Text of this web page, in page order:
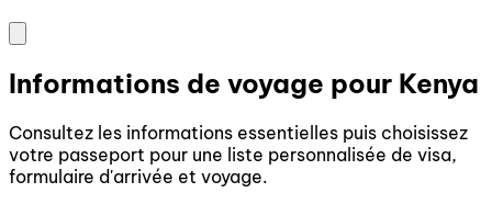
Informations de voyage pour Kenya
Consultez les informations essentielles puis choisissez
votre passeport pour une liste personnalisée de visa,
formulaire d'arrivée et voyage.